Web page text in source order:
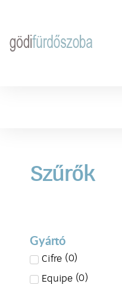
Szűrők
Gyártó
Cifre (0)
Equipe (0)